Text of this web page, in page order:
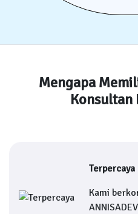
Mengapa
Konsultan
Terpercaya
Kami